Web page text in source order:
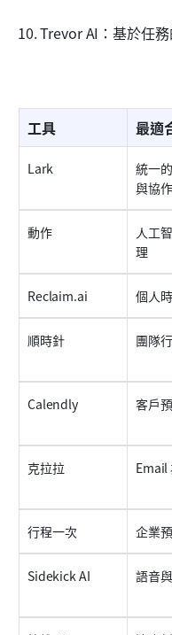
10. Trevor AI：基於任
工具 最適
Lark
統一
與協作
動作
人工
理
Reclaim.ai 個人
順時針 團隊
Calendly 客戶
克拉拉 Email
行程一次 企業
Sidekick AI 語音